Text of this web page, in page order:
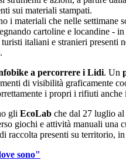
sui materiali stampati.
i materiali che nelle settimane
cartoline e locandine -
italiani e stranieri
a percorrere i Lidi. Un
di visibilità graficamente
i propri i rifiuti anche
gli EcoLab che dal 27 luglio al
giochi e attività manuali
raccolta presenti su territorio,
sono"